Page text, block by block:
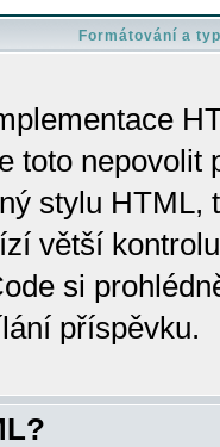
Formátování a
toto
stylu HTML,
větší
si
příspěvku.